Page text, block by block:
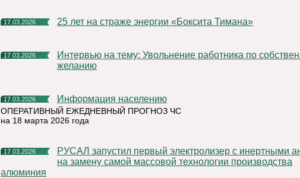
17.03.2026 25 лет на страже энергии «Боксита Тимана»
17.03.2026
Интервью на тему: Увольнение работника по собственному
желанию
17.03.2026 Информация населению
ОПЕРАТИВНЫЙ ЕЖЕДНЕВНЫЙ ПРОГНОЗ ЧС
на 18 марта 2026 года
17.03.2026
РУСАЛ запустил первый электролизер с инертными анодами
на замену самой массовой технологии производства
алюминия